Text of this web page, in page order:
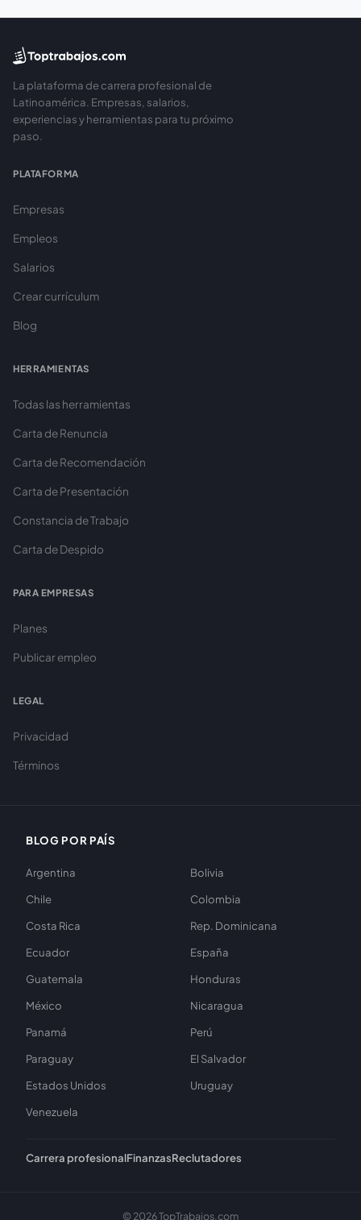
La plataforma de carrera profesional de
Latinoamérica. Empresas, salarios,
experiencias y herramientas para tu próximo
paso.
PLATAFORMA
Empresas
Empleos
Salarios
Crear currículum
Blog
HERRAMIENTAS
Todas las herramientas
Carta de Renuncia
Carta de Recomendación
Carta de Presentación
Constancia de Trabajo
Carta de Despido
PARA EMPRESAS
Planes
Publicar empleo
LEGAL
Privacidad
Términos
BLOG POR PAÍS
Argentina
Bolivia
Chile
Colombia
Costa Rica
Rep. Dominicana
Ecuador
España
Guatemala
Honduras
México
Nicaragua
Panamá
Perú
Paraguay
El Salvador
Estados Unidos
Uruguay
Venezuela
Carrera profesionalFinanzasReclutadores
© 2026 TopTrabajos.com